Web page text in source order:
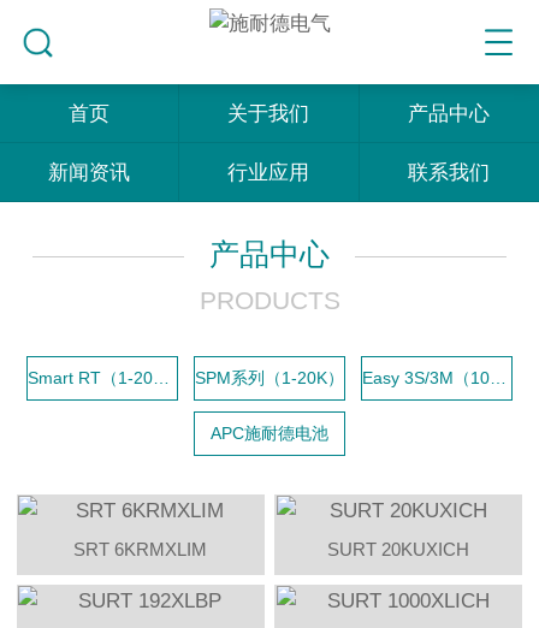
首页 关于我们 产品中心
新闻资讯 行业应用 联系我们
产品中心
PRODUCTS
Smart RT（1-20K） SPM系列（1-20K）
APC施耐德电池
SRT 6KRMXLIM SURT 20KUXICH